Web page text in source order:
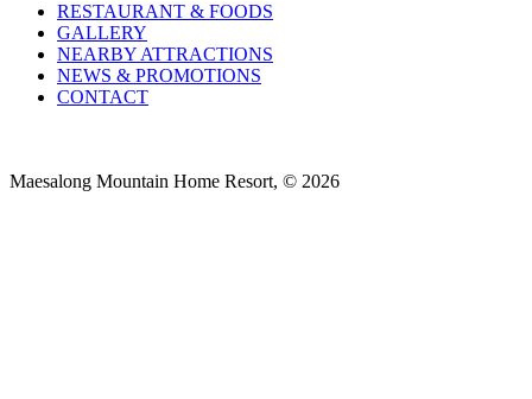
RESTAURANT & FOODS
GALLERY
NEARBY ATTRACTIONS
NEWS & PROMOTIONS
CONTACT
Maesalong Mountain Home Resort, © 2026